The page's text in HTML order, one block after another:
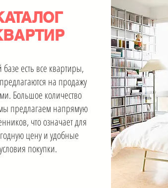
есть все квартиры,
на продажу
Большое количество
предлагаем напрямую
что означает для
цену и удобные
покупки.